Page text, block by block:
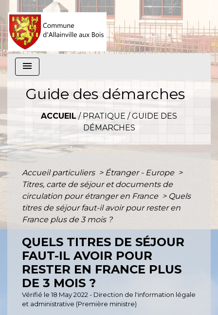
menu
Guide des démarches
ACCUEIL / PRATIQUE /GUIDE DES
DÉMARCHES
Accueil particuliers > Étranger - Europe >
Titres, carte de séjour et documents de
circulation pour étranger en France > Quels
titres de séjour faut-il avoir pour rester en
France plus de 3 mois ?
QUELS TITRES DE SÉJOUR
FAUT-IL AVOIR POUR
RESTER EN FRANCE PLUS
DE 3 MOIS ?
Vérifié le 18 May 2022 - Direction de l'information légale
et administrative (Première ministre)